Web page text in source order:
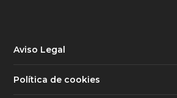
Aviso Legal
Política de cookies